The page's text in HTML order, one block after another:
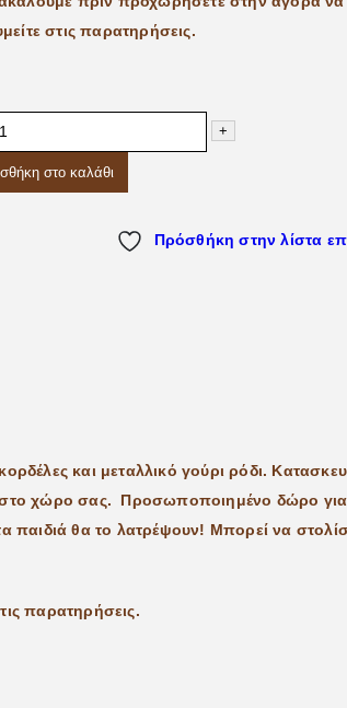
στις παρατηρήσεις.
+
στο καλάθι
Πρόσθήκη στην λίστα
και μεταλλικό γούρι ρόδι.
στο χώρο σας. Προσωποποιημένο δώρο
παιδιά θα το λατρέψουν! Μπορεί να
παρατηρήσεις.